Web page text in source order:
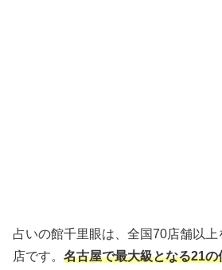
占いの館千里眼は、全国70店舗以
店です。 名古屋で最大級となる21